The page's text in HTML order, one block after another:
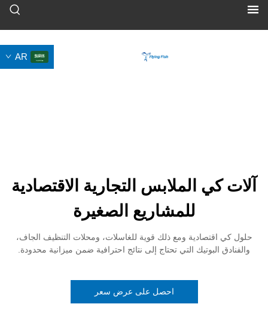
الملابس التجارية الاقتصادية
للمشاريع الصغيرة
ومع ذلك قوية للغاسلات، ومحلات التنظيف الجاف،
التي تحتاج إلى نتائج احترافية ضمن ميزانية محدودة.
احصل على عرض سعر